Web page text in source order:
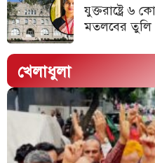
যুক্তরাষ্ট্রে ৬
মতলবের তুলি
খেলাধুলা